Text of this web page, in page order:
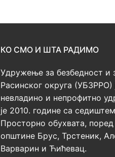
КО СМО И ШТА РАДИМО
Удружење за безбедност и
Расинског округа
невладино и непрофитно
је 2010. године са
Просторно обухвата,
општине Брус, Трстеник,
Варварин и Ћићевац.